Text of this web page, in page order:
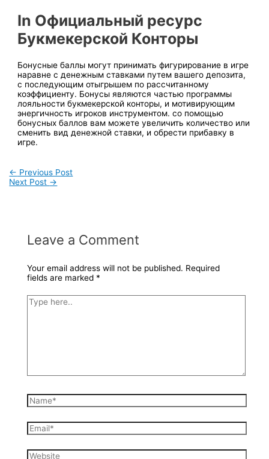
In Официальный ресурс
Букмекерской Конторы
Бонусные баллы могут принимать фигурирование в игре
наравне с денежным ставками путем вашего депозита,
с последующим отыгрышем по рассчитанному
коэффициенту. Бонусы являются частью программы
лояльности букмекерской конторы, и мотивирующим
энергичность игроков инструментом. со помощью
бонусных баллов вам можете увеличить количество или
сменить вид денежной ставки, и обрести прибавку в
игре.
Post
← Previous Post
Next Post →
Leave a Comment
Your email address will not be published. Required
fields are marked *
Type
here..
Name*
Email*
Website